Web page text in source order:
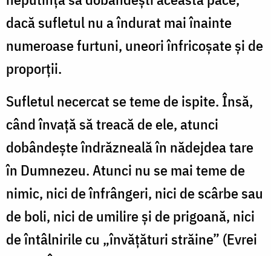
dacă sufletul nu a îndurat mai înainte
numeroase furtuni, uneori înfricoşate şi de
proporţii.
Sufletul necercat se teme de ispite. Însă,
când învaţă să treacă de ele, atunci
dobândeşte îndrăzneală în nădejdea tare
în Dumnezeu. Atunci nu se mai teme de
nimic, nici de înfrângeri, nici de scârbe sau
de boli, nici de umilire şi de prigoană, nici
de întâlnirile cu „învăţături străine” (Evrei